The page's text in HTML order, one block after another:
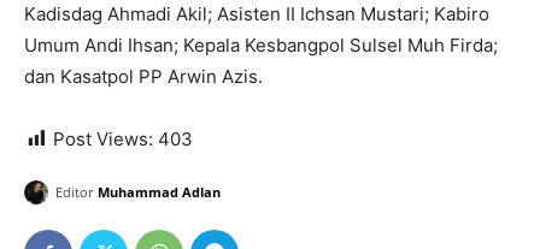
Kadisdag Ahmadi Akil; Asisten II Ichsan Mustari; Kabiro
Umum Andi Ihsan; Kepala Kesbangpol Sulsel Muh Firda;
dan Kasatpol PP Arwin Azis.
Post Views: 403
Editor Muhammad Adlan